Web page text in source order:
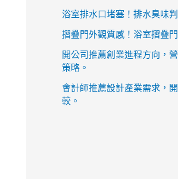
浴室排水口堵塞！排水臭味
摺疊門外觀質感！浴室摺疊
開公司推薦創業進程方向，
策略。
會計師推薦設計產業需求，
較。